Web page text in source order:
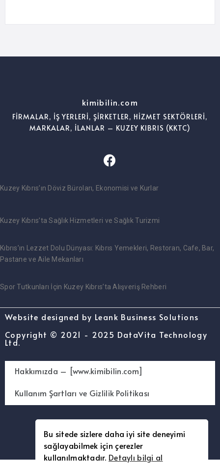
Bu sitede sizlere daha iyi site deneyimi
sağlayabilmek için çerezler
kullanılmaktadır. Detaylı bilgi al
kimibilin.com
FİRMALAR, İŞ YERLERİ, ŞİRKETLER, HİZMET SEKTÖRLERİ,
MARKALAR, İLANLAR – KUZEY KIBRIS (KKTC)
Kuzey Kıbrıs’ın Döviz Büroları, Ekonomisi ve Kurlar
Kuzey Kıbrıs’ta Sağlık Hizmetleri ve Sağlık Turizmi
Kıbrıs’ın Lezzet Dolu Dünyası: Kıbrıs Yemekleri, Restoran, Cafe, Bar,
Pastane ve Aile Mekanları
Spor Tutkunları İçin Kuzey Kıbrıs’ta Alışveriş Rehberi
Website designed by Leank Business Solutions
Copyright © 2021 - 2025 DataVita Technology
Ltd.
Hakkımızda – [www.kimibilin.com]
Kullanım Şartları ve Gizlilik Politikası